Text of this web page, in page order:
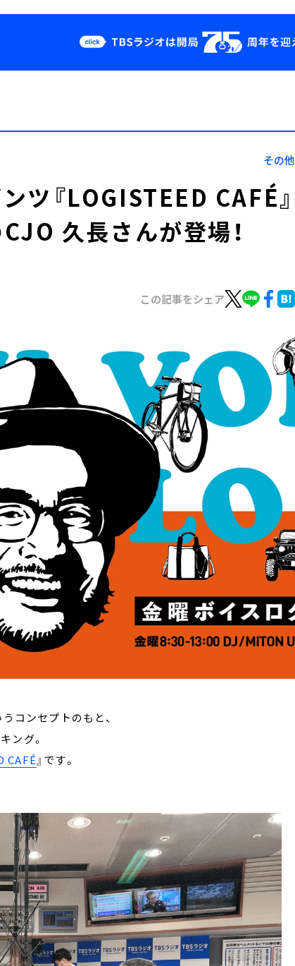
Podcast
YouTube
その他
ツ『LOGISTEED CAFÉ』
久長さんが登場！
この記事をシェア
コンセプトのもと、
ング。
CAFÉ 』です。